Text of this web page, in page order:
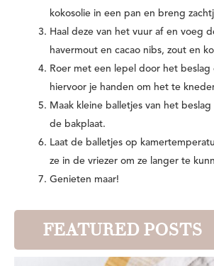
kokosolie in een pan en breng
Haal deze van het vuur af en voeg
havermout en cacao nibs, zout en
Roer met een lepel door het
hiervoor je handen om het te
Maak kleine balletjes van het
de bakplaat.
Laat de balletjes op
ze in de vriezer om ze langer te
Genieten maar!
FEATURED POSTS